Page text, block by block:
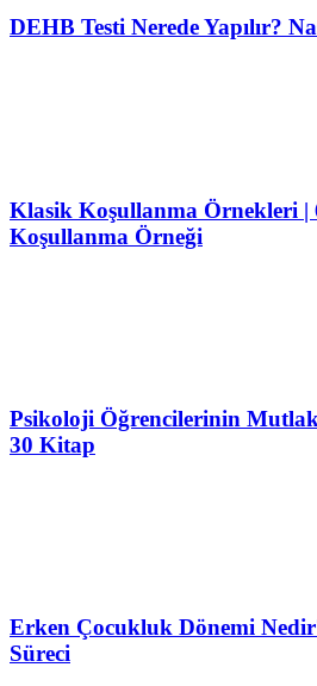
DEHB Testi Nerede Yapılır?
Klasik Koşullanma Örnekleri |
Koşullanma Örneği
Psikoloji Öğrencilerinin
30 Kitap
Erken Çocukluk Dönemi
Süreci